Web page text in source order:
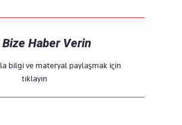
Bize Haber Verin
bilgi ve materyal paylaşmak için
tıklayın